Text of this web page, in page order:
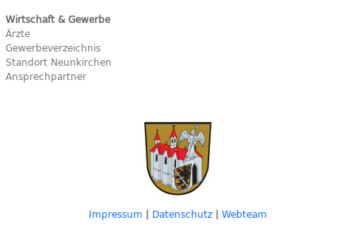
Wirtschaft & Gewerbe
Ärzte
Gewerbeverzeichnis
Standort Neunkirchen
Ansprechpartner
Impressum | Datenschutz| Webteam